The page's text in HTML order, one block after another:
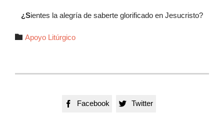
¿Sientes la alegría de saberte glorificado en Jesucristo?
 Autor
Apoyo Litúrgico
 Facebook  Twitter